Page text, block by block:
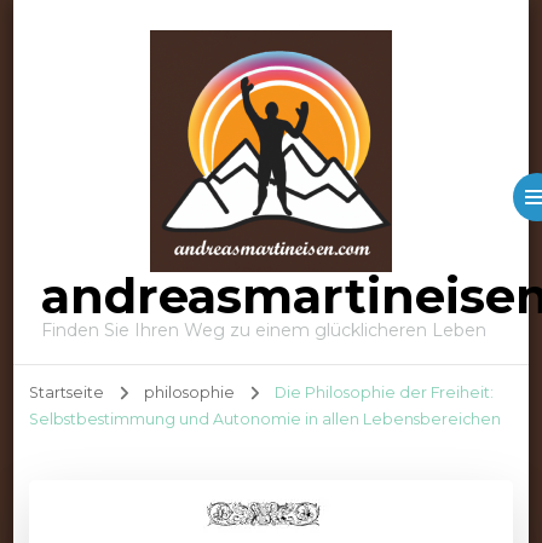
Finden Sie Ihren Weg zu einem glücklicheren Leben
Startseite philosophie
Die Philosophie der Freiheit:
Selbstbestimmung und Autonomie in allen Lebensbereichen